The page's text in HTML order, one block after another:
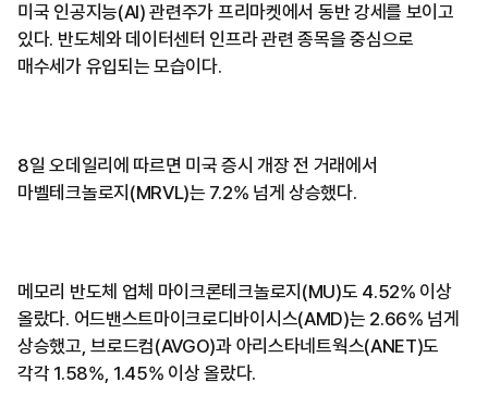
미국 인공지능(AI) 관련주가 프리마켓에서 동반 강세를 보이고
있다. 반도체와 데이터센터 인프라 관련 종목을 중심으로
매수세가 유입되는 모습이다.
8일 오데일리에 따르면 미국 증시 개장 전 거래에서
마벨테크놀로지(MRVL)는 7.2% 넘게 상승했다.
메모리 반도체 업체 마이크론테크놀로지(MU)도 4.52% 이상
올랐다. 어드밴스트마이크로디바이시스(AMD)는 2.66% 넘게
상승했고, 브로드컴(AVGO)과 아리스타네트웍스(ANET)도
각각 1.58%, 1.45% 이상 올랐다.